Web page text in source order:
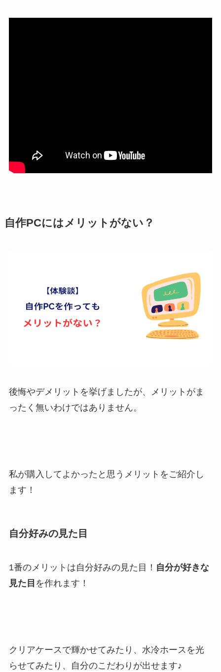
自作PCにはメリットがない？
後悔やデメリットを挙げましたが、メリットがま
ったく無いわけではありません。
私が購入してよかったと思うメリットをご紹介し
ます！
自分好みの見た目
1番のメリットは自分好みの見た目！ 自分が好きな
見た目 を作れます！
クリアケースで輝かせてみたり、水冷ホースを光
らせてみたり、自分のこだわりが出せます♪